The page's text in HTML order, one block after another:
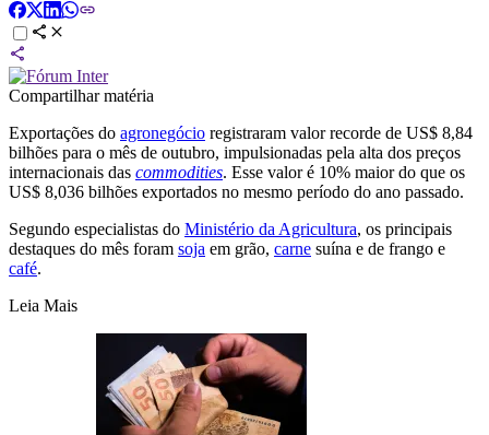
Compartilhar matéria
Exportações do agronegócio registraram valor recorde de US$ 8,84
bilhões para o mês de outubro, impulsionadas pela alta dos preços
internacionais das commodities. Esse valor é 10% maior do que os
US$ 8,036 bilhões exportados no mesmo período do ano passado.
Segundo especialistas do Ministério da Agricultura, os principais
destaques do mês foram soja em grão, carne suína e de frango e
café.
Leia Mais